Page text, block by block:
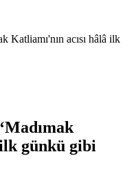
Katliamı'nın acısı hâlâ ilk
ilk günkü gibi